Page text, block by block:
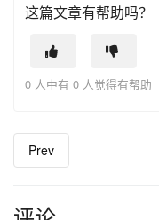
这篇文章有帮助吗？
0 人中有 0 人觉得有帮助
Prev